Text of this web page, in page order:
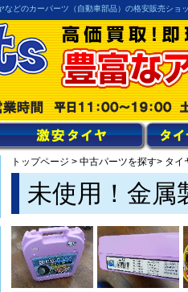
などのカーパーツ（自動車部品）の格安販売ショ
トップページ > 中古パーツを探す> タイ
未使用！金属